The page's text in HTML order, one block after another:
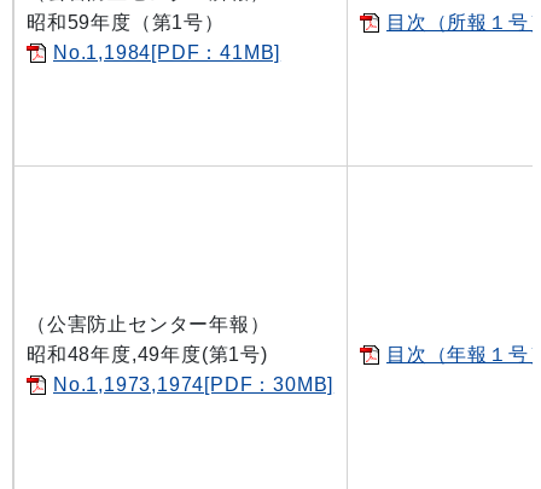
昭和59年度（第1号）
No.1,1984[PDF：41MB]
目次（所報１号
（公害防止センター年報）
昭和48年度,49年度(第1号)
No.1,1973,1974[PDF：30MB]
目次（年報１号